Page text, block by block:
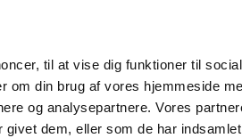
til at vise dig funktioner til
om din brug af vores hjemmeside
og analysepartnere. Vores
dem, eller som de har
Nyheder Om os Kontakt
og
Apoteker og salg af